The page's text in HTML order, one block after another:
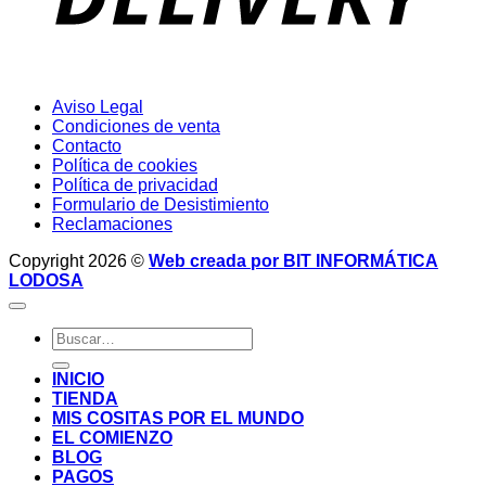
Aviso Legal
Condiciones de venta
Contacto
Política de cookies
Política de privacidad
Formulario de Desistimiento
Reclamaciones
Copyright 2026 © Web creada por BIT INFORMÁTICA
LODOSA
Buscar
por:
INICIO
TIENDA
MIS COSITAS POR EL MUNDO
EL COMIENZO
BLOG
PAGOS